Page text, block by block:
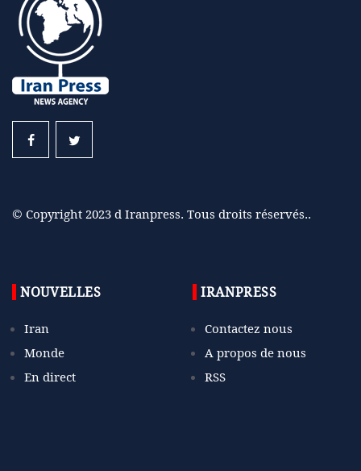
© Copyright 2023 d Iranpress. Tous droits réservés..
NOUVELLES
Iran
Monde
En direct
IRANPRESS
Contactez nous
A propos de nous
RSS